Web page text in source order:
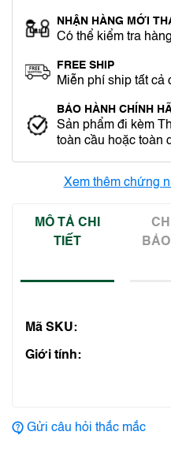
NHẬN HÀNG MỚI
Có thể kiểm tra
FREE SHIP
Miễn phí ship tất cả
BẢO HÀNH CHÍNH
Sản phẩm đi kèm
toàn cầu hoặc toàn
Xem thêm chứng
MÔ TẢ CHI
TIẾT
Mã SKU:
Giới tính:
Gửi câu hỏi thắc mắc